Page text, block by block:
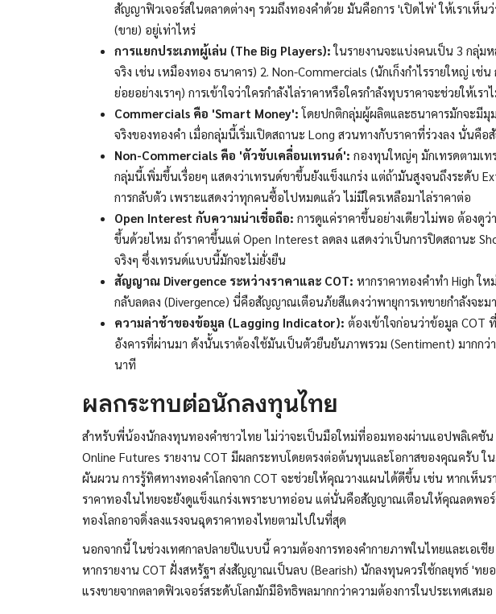
สัญญาฟิวเจอร์สในตลาดต่างๆ รวมถึงทองคำด้วย มันคือการ 'เปิดไพ่' ให้เราเห็
(ขาย) อยู่เท่าไหร่
การแยกประเภทผู้เล่น (The Big Players):ในรายงานจะแบ่งคนเป็น 3 กลุ่ม
จริง เช่น เหมืองทอง ธนาคาร) 2. Non-Commercials (นักเก็งกำไรรายใหญ่ เช่
ย่อยอย่างเราๆ) การเข้าใจว่าใครกำลังไล่ราคาหรือใครกำลังทุบราคาจะช่วยให้เร
Commercials คือ 'Smart Money': โดยปกติกลุ่มผู้ผลิตและธนาคารมักจะมี
จริงของทองคำ เมื่อกลุ่มนี้เริ่มเปิดสถานะ Long สวนทางกับราคาที่ร่วงลง นั่นคื
Non-Commercials คือ 'ตัวขับเคลื่อนเทรนด์': กองทุนใหญ่ๆ มักเทรดตามเท
กลุ่มนี้เพิ่มขึ้นเรื่อยๆ แสดงว่าเทรนด์ขาขึ้นยังแข็งแกร่ง แต่ถ้ามันสูงจนถึงระดับ
การกลับตัว เพราะแสดงว่าทุกคนซื้อไปหมดแล้ว ไม่มีใครเหลือมาไล่ราคาต่อ
Open Interest กับความน่าเชื่อถือ: การดูแค่ราคาขึ้นอย่างเดียวไม่พอ ต้องดู
ขึ้นด้วยไหม ถ้าราคาขึ้นแต่ Open Interest ลดลง แสดงว่าเป็นการปิดสถานะ
จริงๆ ซึ่งเทรนด์แบบนี้มักจะไม่ยั่งยืน
สัญญาณ Divergence ระหว่างราคาและ COT: หากราคาทองคำทำ High ใ
กลับลดลง (Divergence) นี่คือสัญญาณเตือนภัยสีแดงว่าพายุการเทขายกำลังจะมา
ความล่าช้าของข้อมูล (Lagging Indicator): ต้องเข้าใจก่อนว่าข้อมูล COT
อังคารที่ผ่านมา ดังนั้นเราต้องใช้มันเป็นตัวยืนยันภาพรวม (Sentiment) มากกว่
นาที
ผลกระทบต่อนักลงทุนไทย
สำหรับพี่น้องนักลงทุนทองคำชาวไทย ไม่ว่าจะเป็นมือใหม่ที่ออมทองผ่านแอปพลิเคชัน
Online Futures รายงาน COT มีผลกระทบโดยตรงต่อต้นทุนและโอกาสของคุณครับ ใ
ผันผวน การรู้ทิศทางทองคำโลกจาก COT จะช่วยให้คุณวางแผนได้ดีขึ้น เช่น หากเห็นร
ราคาทองในไทยจะยังดูแข็งแกร่งเพราะบาทอ่อน แต่นั่นคือสัญญาณเตือนให้คุณลดพอร์
ทองโลกอาจดิ่งลงแรงจนฉุดราคาทองไทยตามไปในที่สุด
นอกจากนี้ ในช่วงเทศกาลปลายปีแบบนี้ ความต้องการทองคำกายภาพในไทยและเอเชี
หากรายงาน COT ฝั่งสหรัฐฯ ส่งสัญญาณเป็นลบ (Bearish) นักลงทุนควรใช้กลยุทธ์ 'ทย
แรงขายจากตลาดฟิวเจอร์สระดับโลกมักมีอิทธิพลมากกว่าความต้องการในประเทศเสมอ